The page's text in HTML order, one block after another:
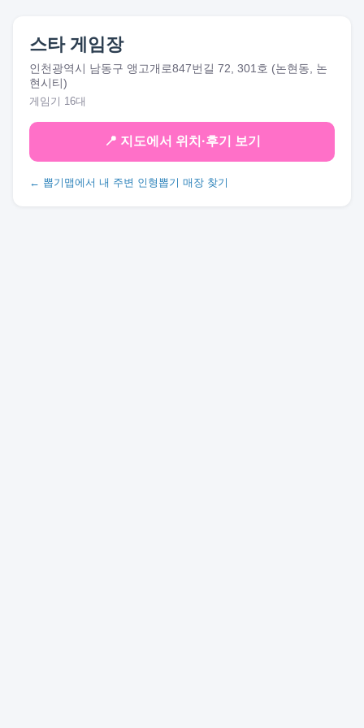
스타 게임장
인천광역시 남동구 앵고개로847번길 72, 301호 (논현동, 논
현시티)
게임기 16대
📍 지도에서 위치·후기 보기
← 뽑기맵에서 내 주변 인형뽑기 매장 찾기